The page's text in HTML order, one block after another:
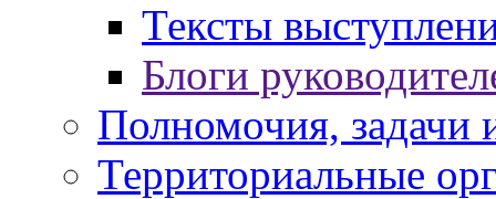
Тексты
Блоги
Полномочия, задачи
Территориальные